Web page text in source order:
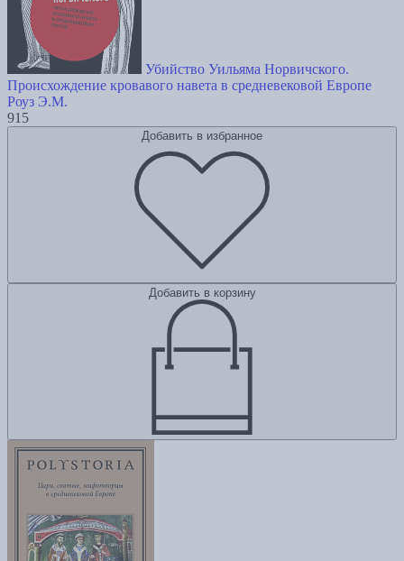
Убийство Уильяма Норвичского.
Происхождение кровавого навета в средневековой Европе
Роуз Э.М.
915
Добавить в избранное
Добавить в корзину